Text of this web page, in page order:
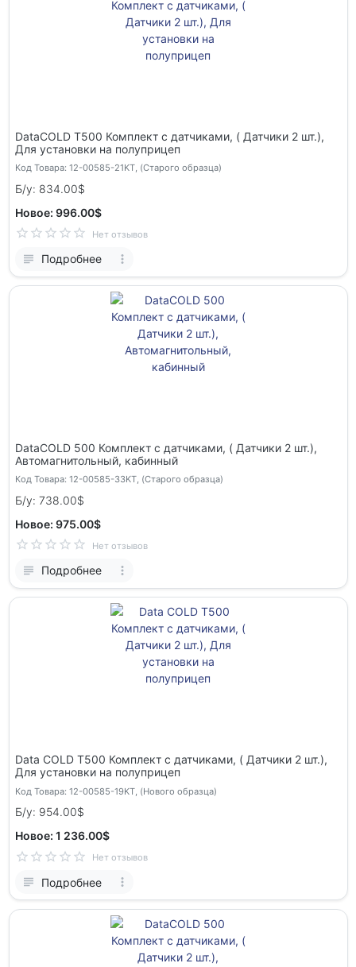
DataCOLD Т500 Комплект с датчиками, ( Датчики 2 шт.),
Для установки на полуприцеп
Код Товара: 12-00585-21KT, (Старого образца)
Б/у: 834.00$
Новое: 996.00$
Нет отзывов
Подробнее
DataCOLD 500 Комплект с датчиками, ( Датчики 2 шт.),
Автомагнитольный, кабинный
Код Товара: 12-00585-33KT, (Старого образца)
Б/у: 738.00$
Новое: 975.00$
Нет отзывов
Подробнее
Data COLD Т500 Комплект с датчиками, ( Датчики 2 шт.),
Для установки на полуприцеп
Код Товара: 12-00585-19KT, (Нового образца)
Б/у: 954.00$
Новое: 1 236.00$
Нет отзывов
Подробнее